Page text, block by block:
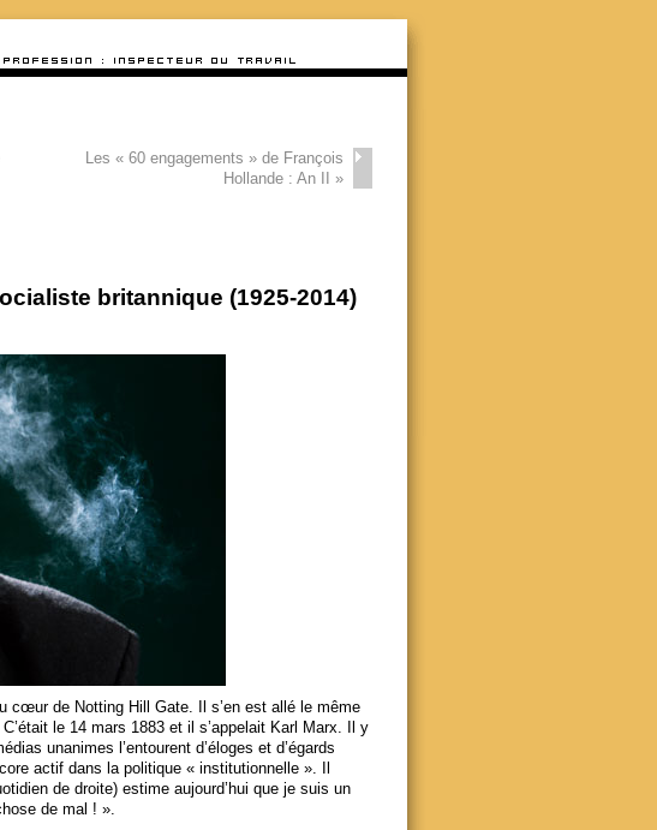
Les « 60 engagements » de François
Hollande : An II»
britannique (1925-2014)
cœur de Notting Hill Gate. Il s’en est allé le même
le 14 mars 1883 et il s’appelait Karl Marx. Il y
unanimes l’entourent d’éloges et d’égards
actif dans la politique « institutionnelle ». Il
de droite) estime aujourd’hui que je suis un
de mal ! ».